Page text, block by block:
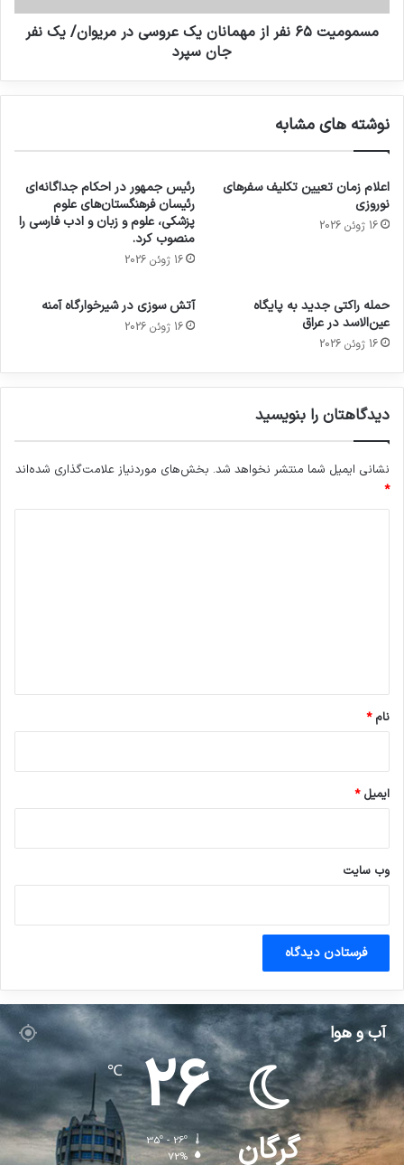
مسمومیت ۶۵ نفر از مهمانان یک عروسی در مریوان/ یک نفر
جان سپرد
نوشته های مشابه
اعلام زمان تعیین تکلیف سفرهای
نوروزی
16 ژوئن 2026
رئیس جمهور در احکام جداگانه‌ای
رئیسان فرهنگستان‌های علوم
پزشکی، علوم و زبان و ادب فارسی را
منصوب کرد.
16 ژوئن 2026
حمله راکتی جدید به پایگاه
عین‌الاسد در عراق
16 ژوئن 2026
آتش سوزی در شیرخوارگاه آمنه
16 ژوئن 2026
دیدگاهتان را بنویسید
نشانی ایمیل شما منتشر نخواهد شد. بخش‌های موردنیاز علامت‌گذاری شده‌اند
*
نام*
ایمیل*
وب‌ سایت
آب و هوا
گرگان
26
℃
35º - 26º
72%